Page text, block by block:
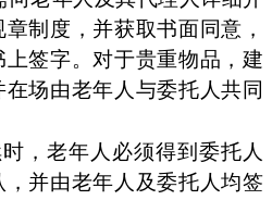
制度，并获取书面同意，
签字。对于贵重物品，建
场由老年人与委托人共同
，老年人必须得到委托人
并由老年人及委托人均签